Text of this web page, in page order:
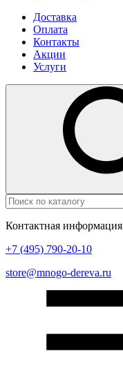
Доставка
Оплата
Контакты
Акции
Услуги
Контактная информация
+7 (495) 790-20-10
store@mnogo-dereva.ru